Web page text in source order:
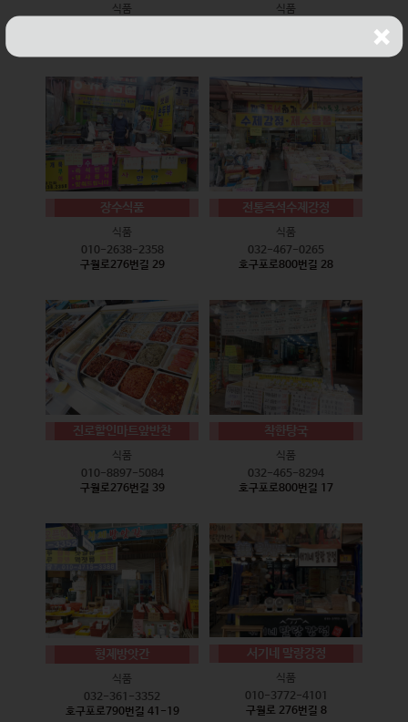
식품
식품
장수식품
식품
010-2638-2358
구월로276번길 29
전통즉석수제강정
식품
032-467-0265
호구포로800번길 28
진로할인마트앞반찬
식품
010-8897-5084
구월로276번길 39
착한탕국
식품
032-465-8294
호구포로800번길 17
형제방앗간
식품
032-361-3352
호구포로790번길 41-19
서기네 말랑강정
식품
010-3772-4101
구월로 276번길 8